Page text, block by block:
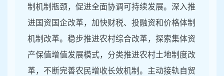
制机制瓶颈，促进全面协调可持续发展。深入推
进国资国企改革，加快财税、投融资和价格体制
机制改革。稳步推进农村综合改革，探索集体资
产保值增值发展模式，分类推进农村土地制度改
革，不断完善农民增收长效机制。主动接轨自贸